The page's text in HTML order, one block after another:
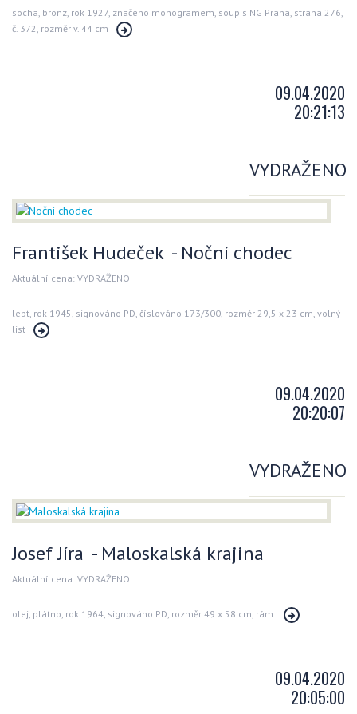
socha, bronz, rok 1927, značeno monogramem, soupis NG Praha, strana 276,
č. 372, rozměr v. 44 cm
09.04.2020
20:21:13
VYDRAŽENO
František Hudeček - Noční chodec
Aktuální cena: VYDRAŽENO
lept, rok 1945, signováno PD, číslováno 173/300, rozměr 29,5 x 23 cm, volný
list
09.04.2020
20:20:07
VYDRAŽENO
Josef Jíra - Maloskalská krajina
Aktuální cena: VYDRAŽENO
olej, plátno, rok 1964, signováno PD, rozměr 49 x 58 cm, rám
09.04.2020
20:05:00